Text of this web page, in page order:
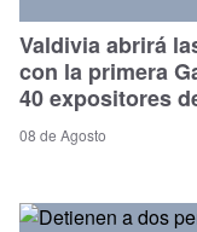
Valdivia abrirá
con la primera
40 expositores
08 de Agosto